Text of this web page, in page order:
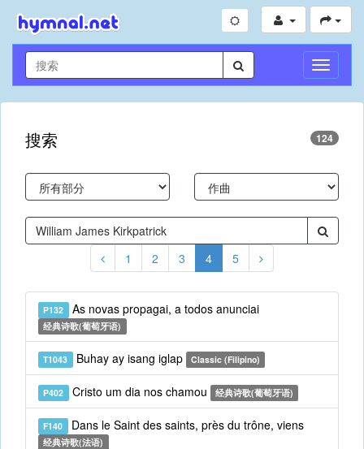
切
换
导
搜索 124
1 2 3 4 5
P132 As novas propagai, a todos anunciai
经典诗歌(葡萄牙语)
T1043 Buhay ay isang iglap Classic (Filipino)
P402 Cristo um dia nos chamou 经典诗歌(葡萄牙语)
F140 Dans le Saint des saints, près du trône, viens
经典诗歌(法语)